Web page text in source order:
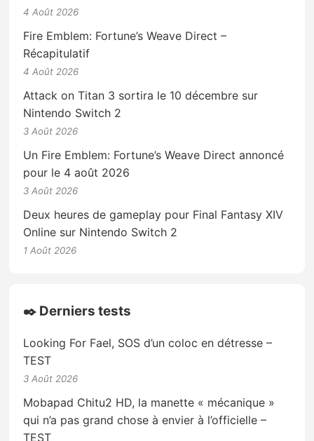
4 Août 2026
Fire Emblem: Fortune’s Weave Direct –
Récapitulatif
4 Août 2026
Attack on Titan 3 sortira le 10 décembre sur
Nintendo Switch 2
3 Août 2026
Un Fire Emblem: Fortune’s Weave Direct annoncé
pour le 4 août 2026
3 Août 2026
Deux heures de gameplay pour Final Fantasy XIV
Online sur Nintendo Switch 2
1 Août 2026
✒️ Derniers tests
Looking For Fael, SOS d’un coloc en détresse –
TEST
3 Août 2026
Mobapad Chitu2 HD, la manette « mécanique »
qui n’a pas grand chose à envier à l’officielle –
TEST